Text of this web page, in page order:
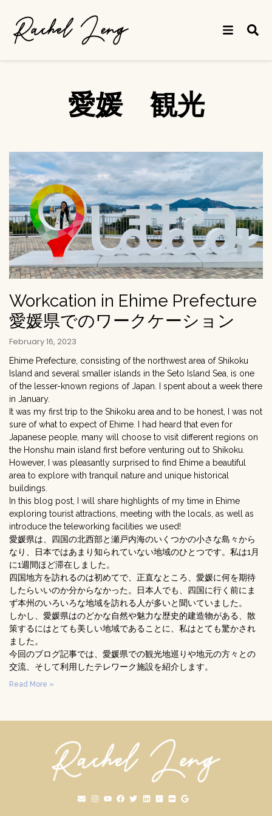
愛媛 観光
Workcation in Ehime Prefecture
愛媛県でのワークケーション
February 16, 2023
Ehime Prefecture, consisting of the northwest area of Shikoku
Island and several smaller islands in the Seto Island Sea, is one
of the lesser-known regions of Japan. I spent about a week there
in January.
It was my first trip to the Shikoku area and to be honest, I was not
sure of what to expect of Ehime. I had heard that even for
Japanese people, many will choose to visit different regions on
the Honshu main island first before venturing out to Shikoku.
However, I was pleasantly surprised to find Ehime a beautiful
area to explore with tranquil nature and unique historical
buildings.
In this blog post, I will share highlights of my time in Ehime
exploring tourist attractions, meeting with the locals, as well as
introduce the teleworking facilities we used!
愛媛県は、四国の北西部と瀬戸内海のいくつかの小さな島々から
なり、日本ではあまり知られていない地域のひとつです。私は1月
に1週間ほど滞在しました。
四国地方を訪れるのは初めてで、正直なところ、愛媛に何を期待
したらいいのか分からなかった。日本人でも、四国に行く前にま
ず本州のいろいろな地域を訪れる人が多いと聞いていました。
しかし、愛媛県はのどかな自然や魅力な歴史的建造物がある、散
策するにはとても美しい地域であることに、私はとても驚かされ
ました。
今回のブログ記事では、愛媛県での観光地巡りや地元の方々との
交流、そして利用したテレワーク施設を紹介します。
Read More »